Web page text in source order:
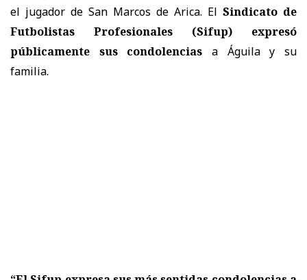
el jugador de San Marcos de Arica. El Sindicato de
Futbolistas Profesionales (Sifup) expresó
públicamente sus condolencias a Águila y su
familia.